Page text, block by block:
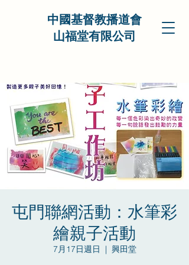
中國基督教播道會
山福堂有限公司
屯門聯網活動：水筆彩
繪親子活動
7月17日週日
  |
興田堂